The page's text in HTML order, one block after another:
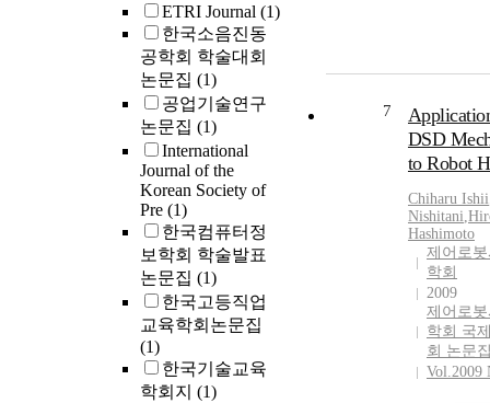
ETRI Journal (1)
한국소음진동
공학회 학술대회
논문집 (1)
공업기술연구
논문집 (1)
International
Journal of the
Korean Society of
Pre (1)
한국컴퓨터정
보학회 학술발표
논문집 (1)
한국고등직업
교육학회논문집
(1)
한국기술교육
학회지 (1)
7
DSD
to Robot
Chiharu Ishii
Nishitani,
Hashimoto
제어로
학회
2009
제어로
학회 국
회 논문
Vol.2009